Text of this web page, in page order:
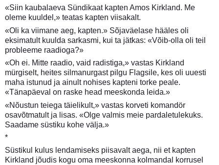
«Siin kaubalaeva Sündikaat kapten Amos Kirkland. Me
oleme kuuldel,» teatas kapten viisakalt.
«Oli ka viimane aeg, kapten.» Sõjaväelase hääles oli
eksimatult kuulda sarkasmi, kui ta jätkas: «Võib-olla oli teil
probleeme raadioga?»
«Oh ei. Mitte raadio, vaid radistiga,» vastas Kirkland
mürgiselt, heites silmanurgast pilgu Flagsile, kes oli uuesti
maha istunud ja ainult nohises kapteni torke peale.
«Tänapäeval on raske head meeskonda leida.»
«Nõustun teiega täielikult,» vastas korveti komandör
osavõtmatult ja lisas. «Olge valmis meie pardaletulekuks.
Saadame süstiku kohe välja.»
*
Süstikul kulus lendamiseks piisavalt aega, nii et kapten
Kirkland jõudis kogu oma meeskonna kolmandal korrusel